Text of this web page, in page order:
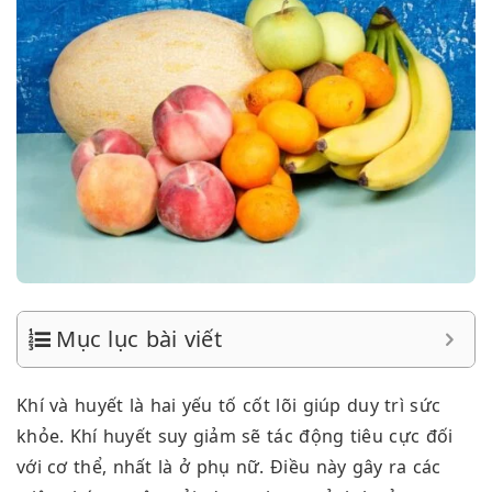
Mục lục bài viết
Khí và huyết là hai yếu tố cốt lõi giúp duy trì sức
khỏe. Khí huyết suy giảm sẽ tác động tiêu cực đối
với cơ thể, nhất là ở phụ nữ. Điều này gây ra các